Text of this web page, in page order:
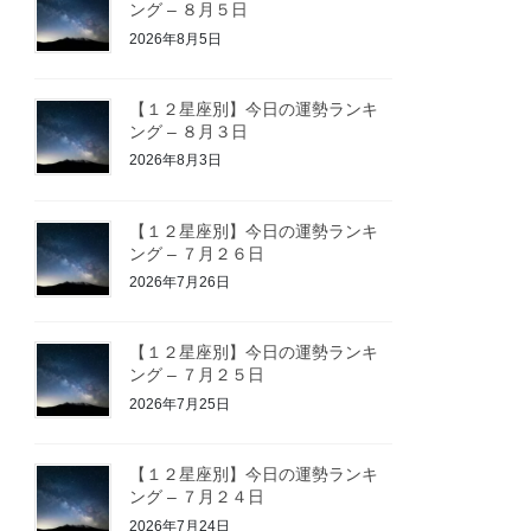
ング – ８月５日
2026年8月5日
【１２星座別】今日の運勢ランキ
ング – ８月３日
2026年8月3日
【１２星座別】今日の運勢ランキ
ング – ７月２６日
2026年7月26日
【１２星座別】今日の運勢ランキ
ング – ７月２５日
2026年7月25日
【１２星座別】今日の運勢ランキ
ング – ７月２４日
2026年7月24日